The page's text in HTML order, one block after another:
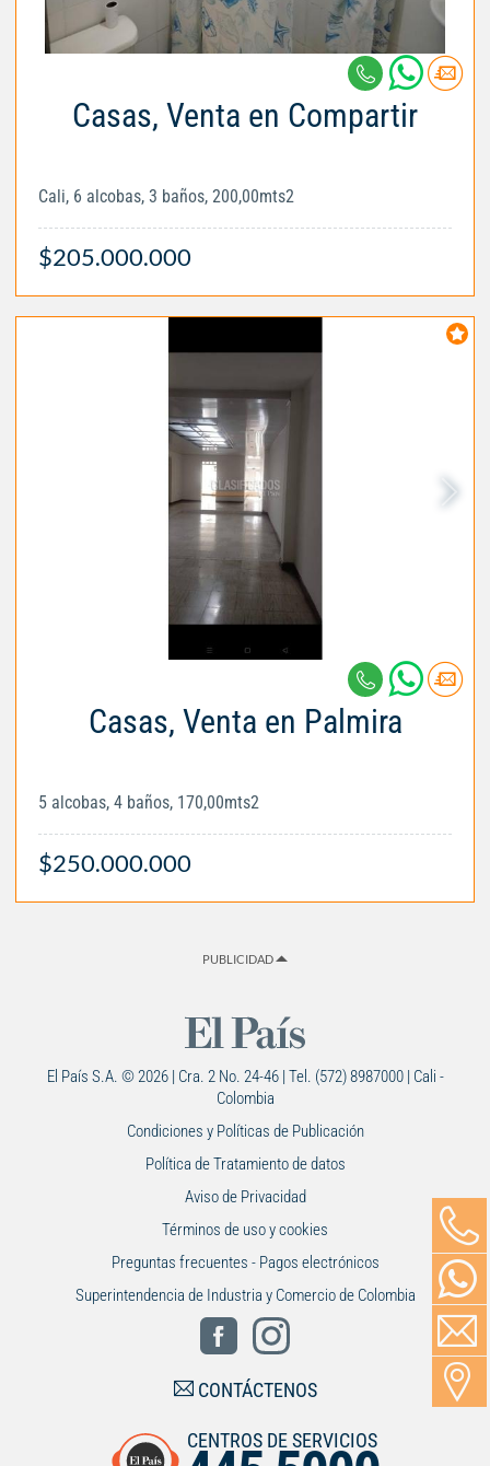
Casas, Venta en Compartir
Cali, 6 alcobas, 3 baños, 200,00mts2
$205.000.000
Casas, Venta en Palmira
5 alcobas, 4 baños, 170,00mts2
$250.000.000
PUBLICIDAD
El País S.A. © 2026 | Cra. 2 No. 24-46 | Tel. (572) 8987000 | Cali -
Colombia
Condiciones y Políticas de Publicación
Política de Tratamiento de datos
Aviso de Privacidad
Términos de uso y cookies
Preguntas frecuentes - Pagos electrónicos
Superintendencia de Industria y Comercio de Colombia
CONTÁCTENOS
CENTROS DE SERVICIOS